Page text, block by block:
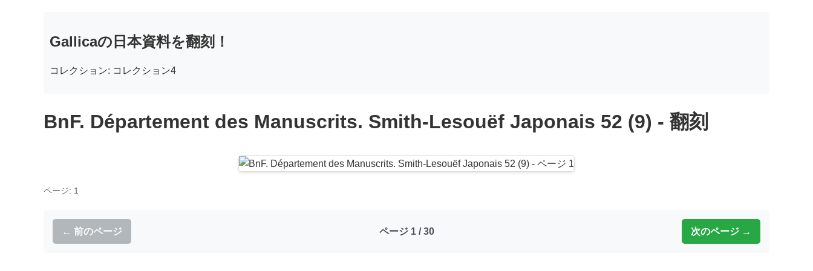
Gallicaの日本資料を翻刻！
コレクション: コレクション4
BnF. Département des Manuscrits. Smith-Lesouëf Japonais 52 (9) - 翻刻
ページ: 1
← 前のページ ページ 1 / 30 次のページ →